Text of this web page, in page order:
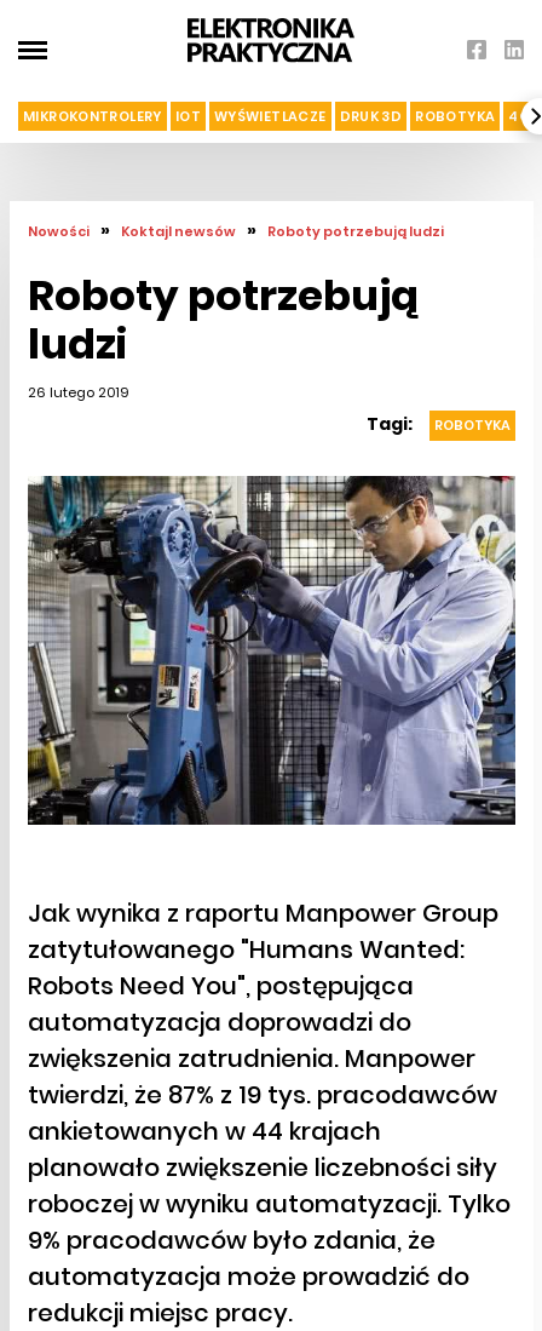
MIKROKONTROLERY IOT WYŚWIETLACZE DRUK 3D ROBOTYKA 4G I
Nowości » Koktajl newsów » Roboty potrzebują ludzi
Roboty potrzebują
ludzi
26 lutego 2019
Tagi: ROBOTYKA
Jak wynika z raportu Manpower Group
zatytułowanego "Humans Wanted:
Robots Need You", postępująca
automatyzacja doprowadzi do
zwiększenia zatrudnienia. Manpower
twierdzi, że 87% z 19 tys. pracodawców
ankietowanych w 44 krajach
planowało zwiększenie liczebności siły
roboczej w wyniku automatyzacji. Tylko
9% pracodawców było zdania, że
automatyzacja może prowadzić do
redukcji miejsc pracy.